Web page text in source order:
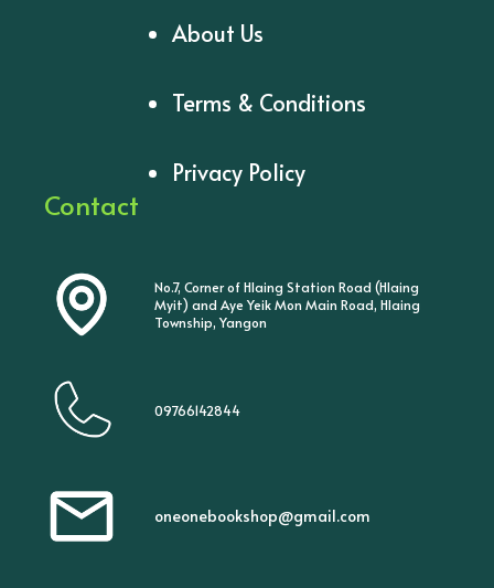
About Us
Terms & Conditions
Privacy Policy
Contact
No.7, Corner of Hlaing Station Road (Hlaing
Myit) and Aye Yeik Mon Main Road, Hlaing
Township, Yangon
09766142844
oneonebookshop@gmail.com